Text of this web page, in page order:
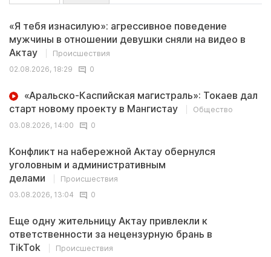
«Я тебя изнасилую»: агрессивное поведение
мужчины в отношении девушки сняли на видео в
Актау
Происшествия
02.08.2026, 18:29
0
«Аральско-Каспийская магистраль»: Токаев дал
старт новому проекту в Мангистау
Общество
03.08.2026, 14:00
0
Конфликт на набережной Актау обернулся
уголовным и административным
делами
Происшествия
03.08.2026, 13:04
0
Еще одну жительницу Актау привлекли к
ответственности за нецензурную брань в
TikTok
Происшествия